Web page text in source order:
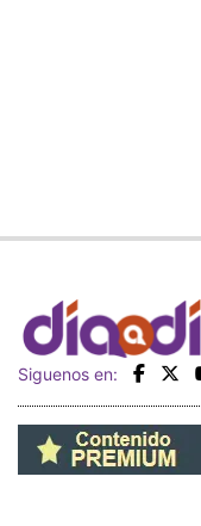
Siguenos en: